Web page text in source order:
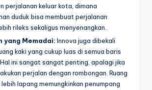
perjalanan keluar kota, dimana
duduk bisa membuat perjalanan
rileks sekaligus menyenangkan.
yang Memadai: Innova juga dibekali
kaki yang cukup luas di semua baris
ini sangat sangat penting, apalagi jika
perjalan dengan rombongan. Ruang
lapang memungkinkan penumpang